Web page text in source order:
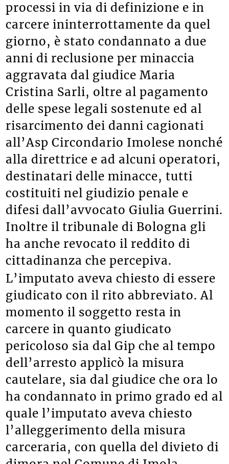
processi in via di definizione e in
carcere ininterrottamente da quel
giorno, è stato condannato a due
anni di reclusione per minaccia
aggravata dal giudice Maria
Cristina Sarli, oltre al pagamento
delle spese legali sostenute ed al
risarcimento dei danni cagionati
all’Asp Circondario Imolese nonché
alla direttrice e ad alcuni operatori,
destinatari delle minacce, tutti
costituiti nel giudizio penale e
difesi dall’avvocato Giulia Guerrini.
Inoltre il tribunale di Bologna gli
ha anche revocato il reddito di
cittadinanza che percepiva.
L’imputato aveva chiesto di essere
giudicato con il rito abbreviato. Al
momento il soggetto resta in
carcere in quanto giudicato
pericoloso sia dal Gip che al tempo
dell’arresto applicò la misura
cautelare, sia dal giudice che ora lo
ha condannato in primo grado ed al
quale l’imputato aveva chiesto
l’alleggerimento della misura
carceraria, con quella del divieto di